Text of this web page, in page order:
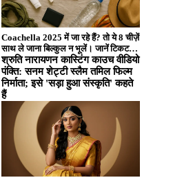
Coachella 2025 में जा रहे हैं? तो ये 8 चीज़ें
साथ ले जाना बिल्कुल न भूलें। जानें टिकट
बुकिंग, ड्रेस कोड और सेफ्टी गाइड जैसे अहम
टिप्स एक ही लेख में – हिंदी में!
श्रुति नारायणन कास्टिंग काउच वीडियो
पंक्ति: सनम शेट्टी स्लैम तमिल फिल्म
निर्माता; इसे 'सड़ा हुआ संस्कृति' कहते
हैं